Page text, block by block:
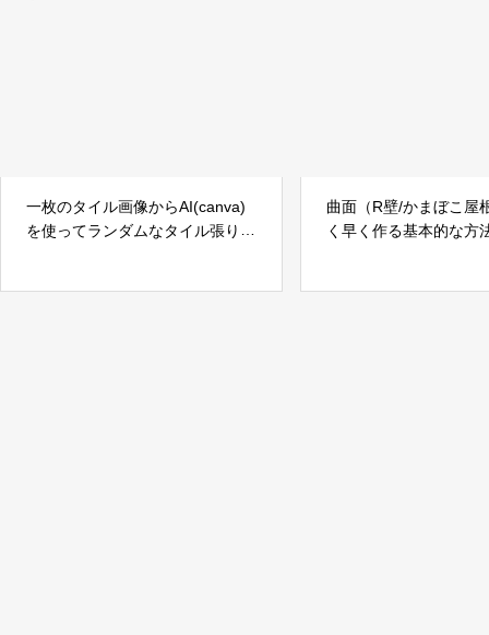
一枚のタイル画像からAI(canva)
を使ってランダムなタイル張り
曲面（R壁/かまぼこ屋
く早く作る基本的な方